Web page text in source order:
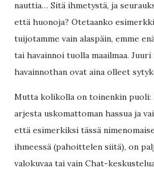
nauttia… Sitä ihmetystä, ja
että huonoja? Otetaanko
tuijotamme vain alaspäin, emme
tai havainnoi tuolla maailmaa.
havainnothan ovat aina olleet
Mutta kolikolla on toinenkin puoli:
arjesta uskomattoman hassua ja
että esimerkiksi tässä
ihmeessä (pahoittelen siitä), on
valokuvaa tai vain Chat-